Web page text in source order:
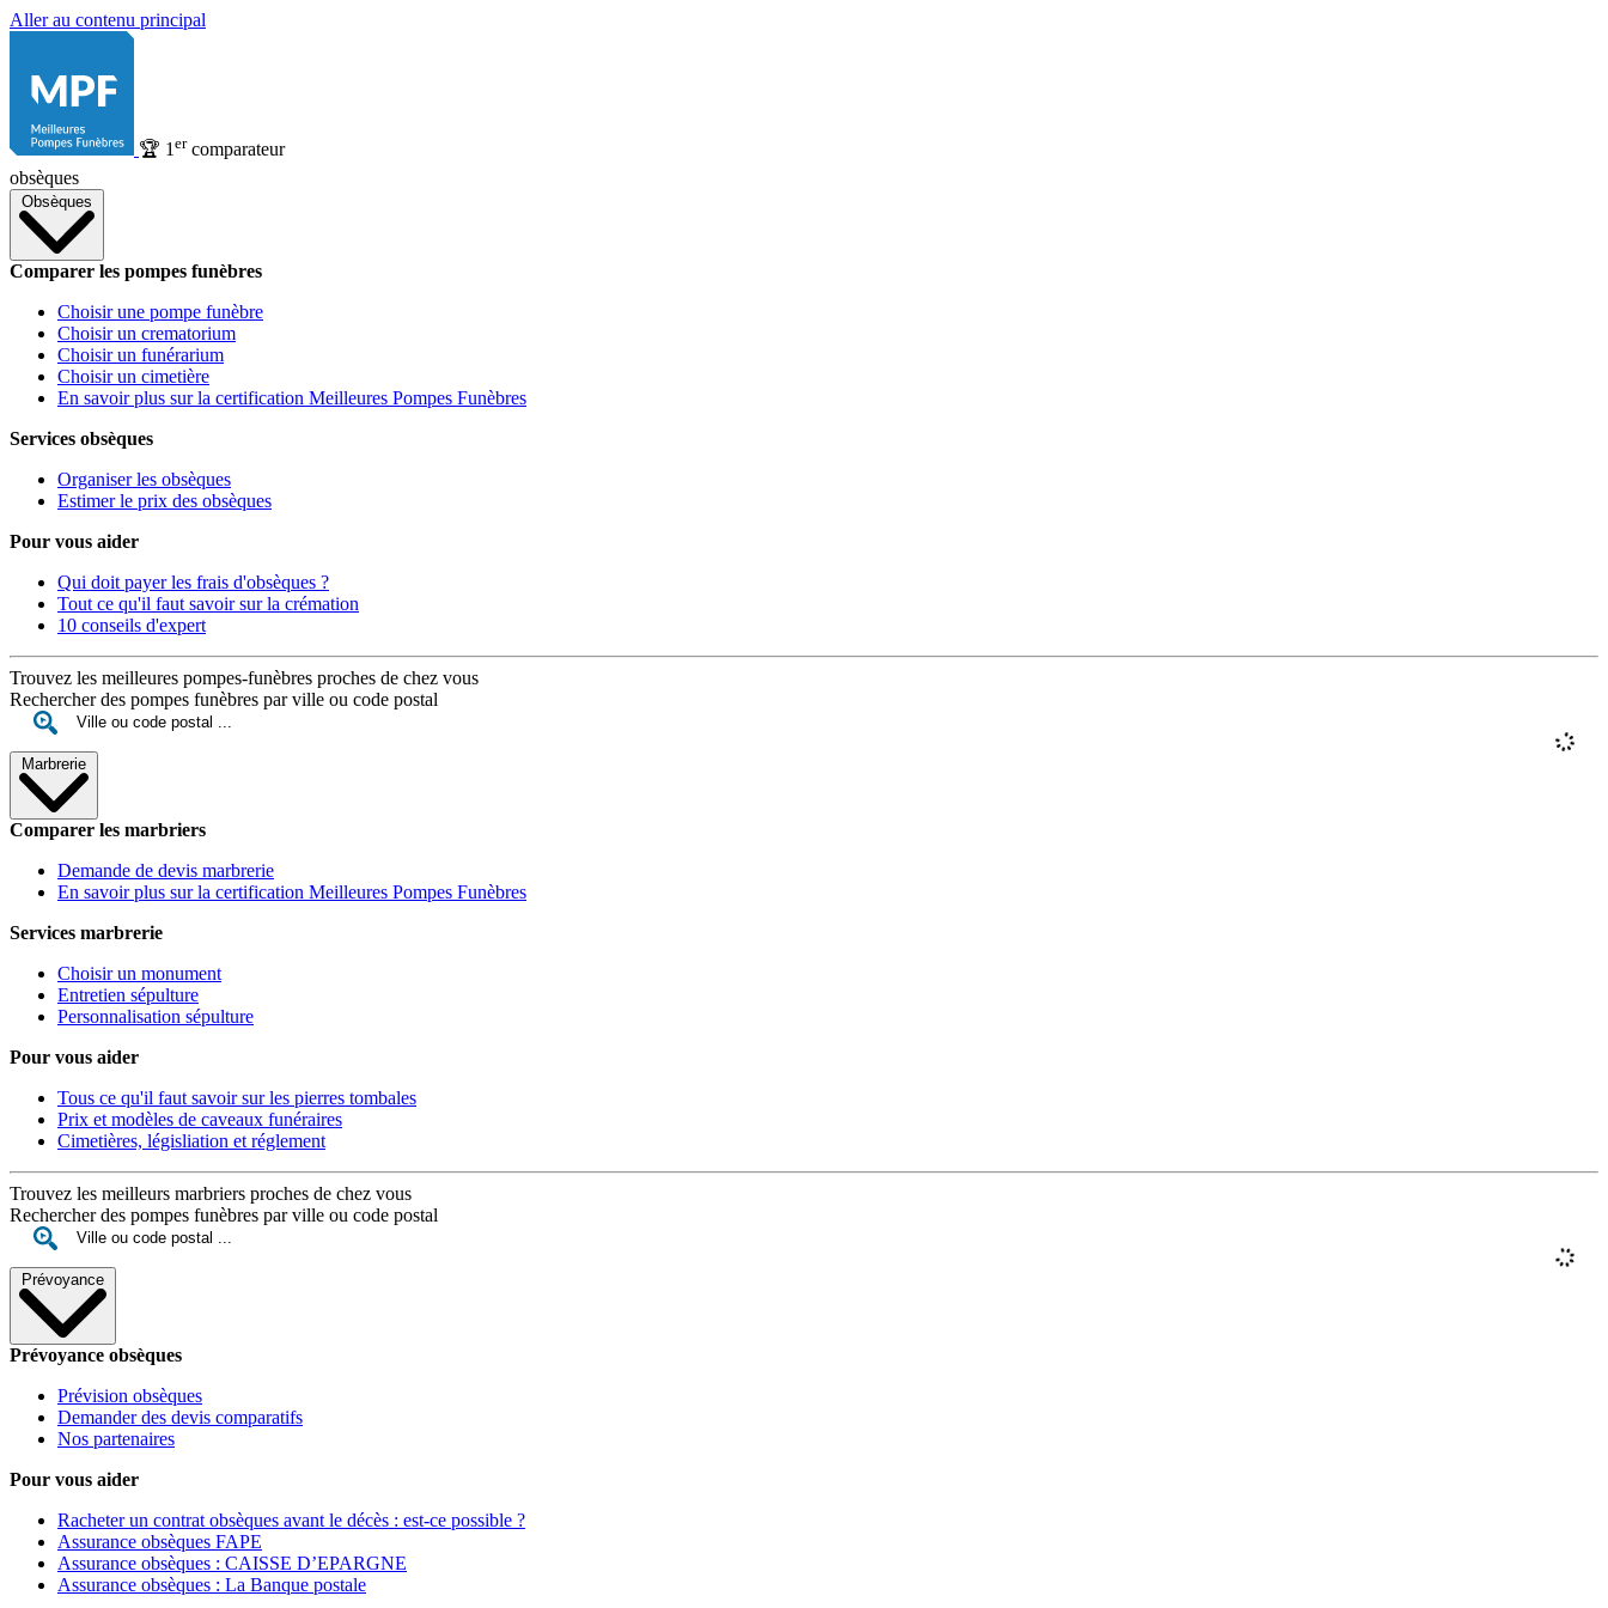
Aller au contenu principal
🏆 1 ercomparateur
obsèques
Obsèques
Comparer les pompes funèbres
Choisir une pompe funèbre
Choisir un crematorium
Choisir un funérarium
Choisir un cimetière
En savoir plus sur la certification Meilleures Pompes Funèbres
Services obsèques
Organiser les obsèques
Estimer le prix des obsèques
Pour vous aider
Qui doit payer les frais d'obsèques ?
Tout ce qu'il faut savoir sur la crémation
10 conseils d'expert
Trouvez les meilleures pompes-funèbres proches de chez vous
Rechercher des pompes funèbres par ville ou code postal
Marbrerie
Comparer les marbriers
Demande de devis marbrerie
En savoir plus sur la certification Meilleures Pompes Funèbres
Services marbrerie
Choisir un monument
Entretien sépulture
Personnalisation sépulture
Pour vous aider
Tous ce qu'il faut savoir sur les pierres tombales
Prix et modèles de caveaux funéraires
Cimetières, législiation et réglement
Trouvez les meilleurs marbriers proches de chez vous
Rechercher des pompes funèbres par ville ou code postal
Prévoyance
Prévoyance obsèques
Prévision obsèques
Demander des devis comparatifs
Nos partenaires
Pour vous aider
Racheter un contrat obsèques avant le décès : est-ce possible ?
Assurance obsèques FAPE
Assurance obsèques : CAISSE D’EPARGNE
Assurance obsèques : La Banque postale